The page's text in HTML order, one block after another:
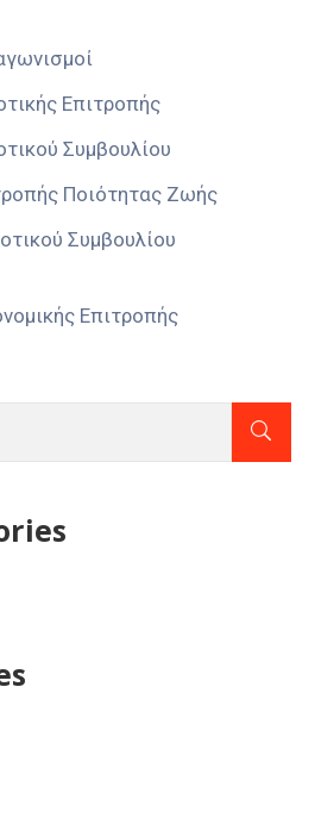
Επιτροπής
Συμβουλίου
Ποιότητας Ζωής
Συμβουλίου
Επιτροπής